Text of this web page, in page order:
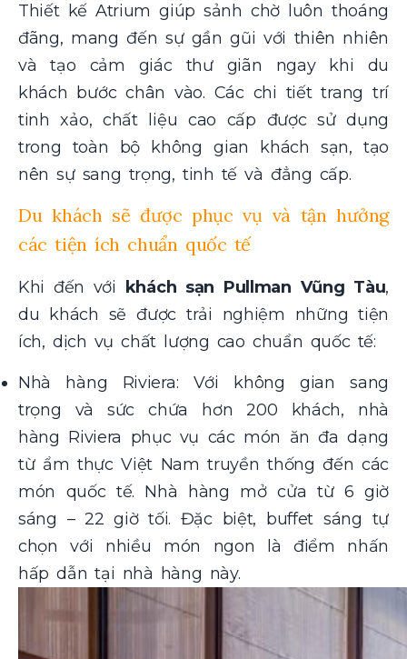
Thiết kế Atrium giúp sảnh chờ luôn thoáng
đãng, mang đến sự gần gũi với thiên nhiên
và tạo cảm giác thư giãn ngay khi du
khách bước chân vào. Các chi tiết trang trí
tinh xảo, chất liệu cao cấp được sử dụng
trong toàn bộ không gian khách sạn, tạo
nên sự sang trọng, tinh tế và đẳng cấp.
Du khách sẽ được phục vụ và tận hưởng
các tiện ích chuẩn quốc tế
Khi đến với khách sạn Pullman Vũng Tàu,
du khách sẽ được trải nghiệm những tiện
ích, dịch vụ chất lượng cao chuẩn quốc tế:
Nhà hàng Riviera: Với không gian sang
trọng và sức chứa hơn 200 khách, nhà
hàng Riviera phục vụ các món ăn đa dạng
từ ẩm thực Việt Nam truyền thống đến các
món quốc tế. Nhà hàng mở cửa từ 6 giờ
sáng – 22 giờ tối. Đặc biệt, buffet sáng tự
chọn với nhiều món ngon là điểm nhấn
hấp dẫn tại nhà hàng này.